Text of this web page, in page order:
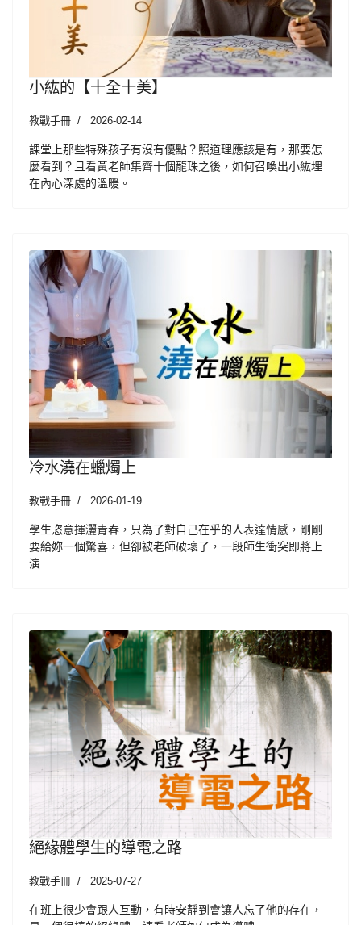
小紘的【十全十美】
教戰手冊 2026-02-14
課堂上那些特殊孩子有沒有優點？照道理應該是有，那要怎
麼看到？且看黃老師集齊十個龍珠之後，如何召喚出小紘埋
在內心深處的溫暖。
冷水澆在蠟燭上
教戰手冊 2026-01-19
學生恣意揮灑青春，只為了對自己在乎的人表達情感，剛剛
要給妳一個驚喜，但卻被老師破壞了，一段師生衝突即將上
演……
絕緣體學生的導電之路
教戰手冊 2025-07-27
在班上很少會跟人互動，有時安靜到會讓人忘了他的存在，